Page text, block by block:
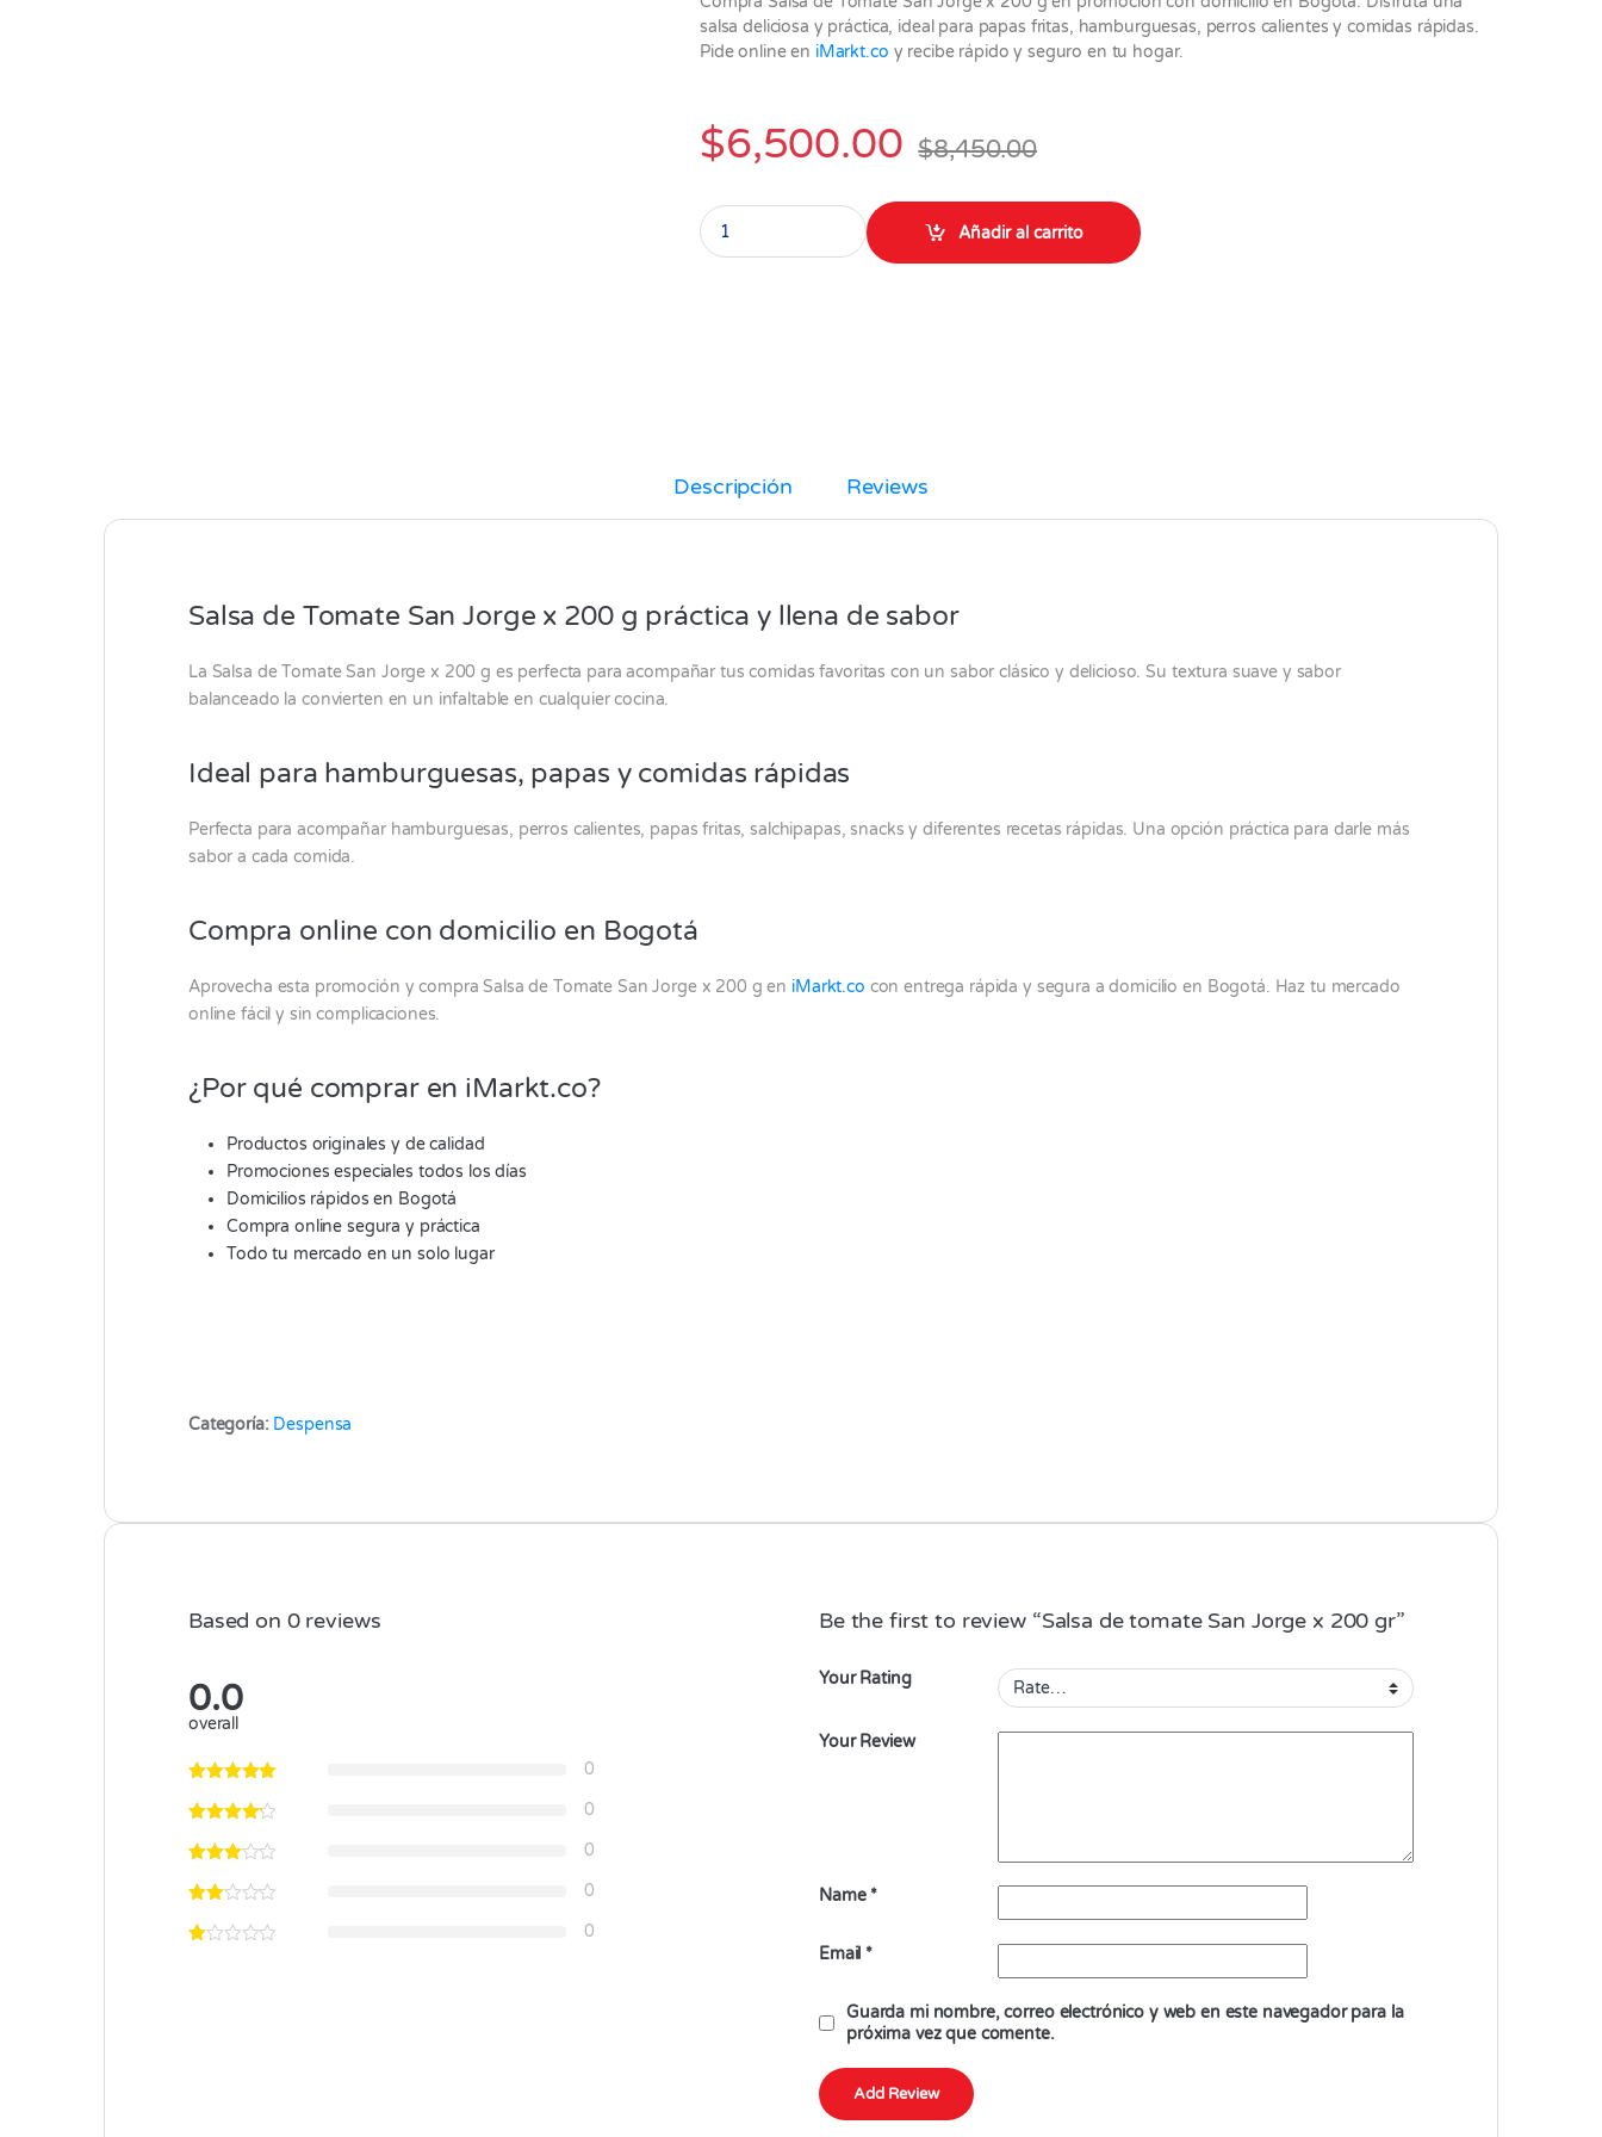
salsa deliciosa y práctica, ideal para papas fritas, hamburguesas, perros calientes y comidas rápidas.
Pide online en iMarkt.co y recibe rápido y seguro en tu hogar.
$6,500.00 $8,450.00
Salsa de tomate San Jorge x 200 gr quantity
Añadir al carrito
Descripción Reviews
Salsa de Tomate San Jorge x 200 g práctica y llena de sabor
La Salsa de Tomate San Jorge x 200 g es perfecta para acompañar tus comidas favoritas con un sabor clásico y delicioso. Su textura suave y sabor
balanceado la convierten en un infaltable en cualquier cocina.
Ideal para hamburguesas, papas y comidas rápidas
Perfecta para acompañar hamburguesas, perros calientes, papas fritas, salchipapas, snacks y diferentes recetas rápidas. Una opción práctica para darle más
sabor a cada comida.
Compra online con domicilio en Bogotá
Aprovecha esta promoción y compra Salsa de Tomate San Jorge x 200 g en iMarkt.co con entrega rápida y segura a domicilio en Bogotá. Haz tu mercado
online fácil y sin complicaciones.
¿Por qué comprar en iMarkt.co?
Productos originales y de calidad
Promociones especiales todos los días
Domicilios rápidos en Bogotá
Compra online segura y práctica
Todo tu mercado en un solo lugar
Categoría: Despensa
Based on 0 reviews
0.0
overall
0
0
0
0
0
Be the first to review “Salsa de tomate San Jorge x 200 gr”
Your Rating
Your Review
Name *
Email *
Guarda mi nombre, correo electrónico y web en este navegador para la
próxima vez que comente.